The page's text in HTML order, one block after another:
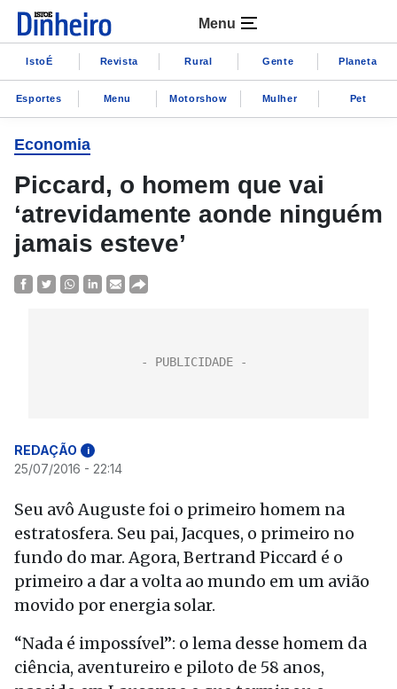
Menu
IstoÉ Revista Rural Gente Planeta
Esportes Menu Motorshow Mulher Pet
Economia
Piccard, o homem que vai
‘atrevidamente aonde ninguém
jamais esteve’
REDAÇÃO i
25/07/2016 - 22:14
Seu avô Auguste foi o primeiro homem na
estratosfera. Seu pai, Jacques, o primeiro no
fundo do mar. Agora, Bertrand Piccard é o
primeiro a dar a volta ao mundo em um avião
movido por energia solar.
“Nada é impossível”: o lema desse homem da
ciência, aventureiro e piloto de 58 anos,